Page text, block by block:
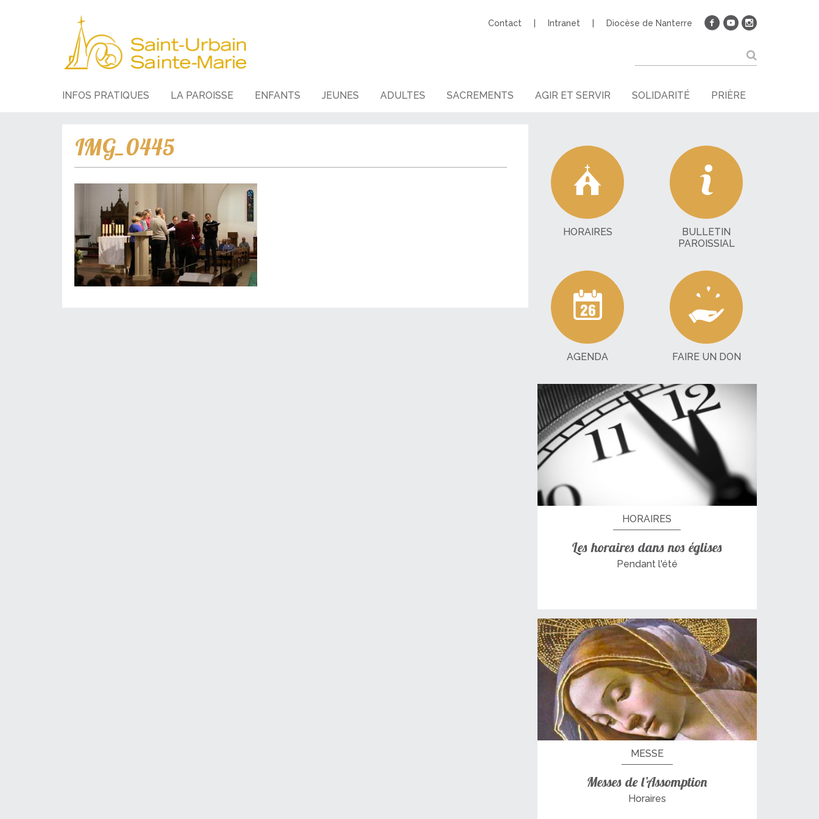
Contact Intranet Diocèse de Nanterre
INFOS PRATIQUES LA PAROISSE ENFANTS JEUNES ADULTES SACREMENTS AGIR ET SERVIR SOLIDARITÉ PRIÈRE
IMG_0445
HORAIRES
BULLETIN
PAROISSIAL
AGENDA FAIRE UN DON
HORAIRES
Les horaires dans nos églises
Pendant l'été
MESSE
Messes de l’Assomption
Horaires